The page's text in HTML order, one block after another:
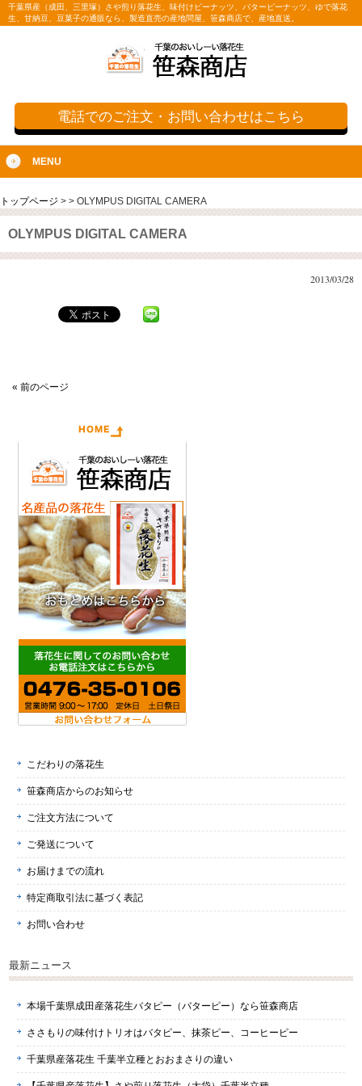
千葉県産（成田、三里塚）さや煎り落花生、味付けピーナッツ、バターピーナッツ、ゆで落花
生、甘納豆、豆菓子の通販なら、製造直売の産地問屋、笹森商店で、産地直送。
電話でのご注文・お問い合わせはこちら
MENU
トップページ > > OLYMPUS DIGITAL CAMERA
OLYMPUS DIGITAL CAMERA
2013/03/28
« 前のページ
こだわりの落花生
笹森商店からのお知らせ
ご注文方法について
ご発送について
お届けまでの流れ
特定商取引法に基づく表記
お問い合わせ
最新ニュース
本場千葉県成田産落花生バタピー（バターピー）なら笹森商店
ささもりの味付けトリオはバタピー、抹茶ピー、コーヒーピー
千葉県産落花生 千葉半立種とおおまさりの違い